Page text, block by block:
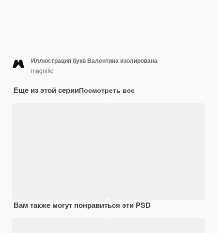
Иллюстрация букв Валентина изолирована
magnific
Еще из этой серииПосмотреть все
Вам также могут понравиться эти PSD